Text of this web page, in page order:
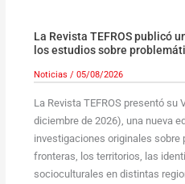
La Revista TEFROS publicó
los estudios sobre
Noticias / 05/08/2026
La Revista TEFROS presentó su
diciembre de 2026), una nueva
investigaciones originales
fronteras, los territorios, las
socioculturales en distintas